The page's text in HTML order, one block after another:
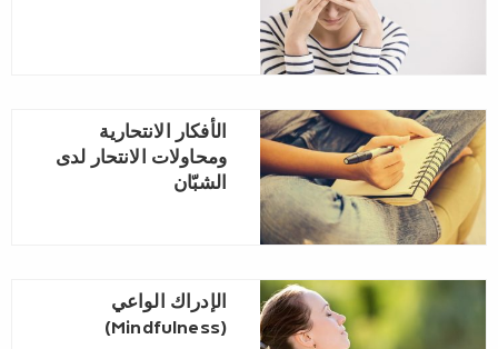
الأفكار الانتحارية
ومحاولات الانتحار لدى
الشبّان
الإدراك الواعي
(Mindfulness)